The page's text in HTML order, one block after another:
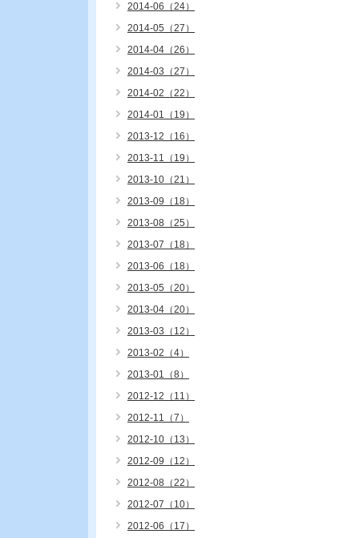
2014-06（24）
2014-05（27）
2014-04（26）
2014-03（27）
2014-02（22）
2014-01（19）
2013-12（16）
2013-11（19）
2013-10（21）
2013-09（18）
2013-08（25）
2013-07（18）
2013-06（18）
2013-05（20）
2013-04（20）
2013-03（12）
2013-02（4）
2013-01（8）
2012-12（11）
2012-11（7）
2012-10（13）
2012-09（12）
2012-08（22）
2012-07（10）
2012-06（17）